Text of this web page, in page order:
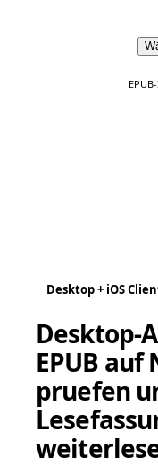
Desktop + iOS
Desktop-
EPUB
pruefen